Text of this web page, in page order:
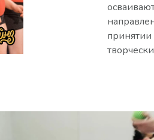
принятии